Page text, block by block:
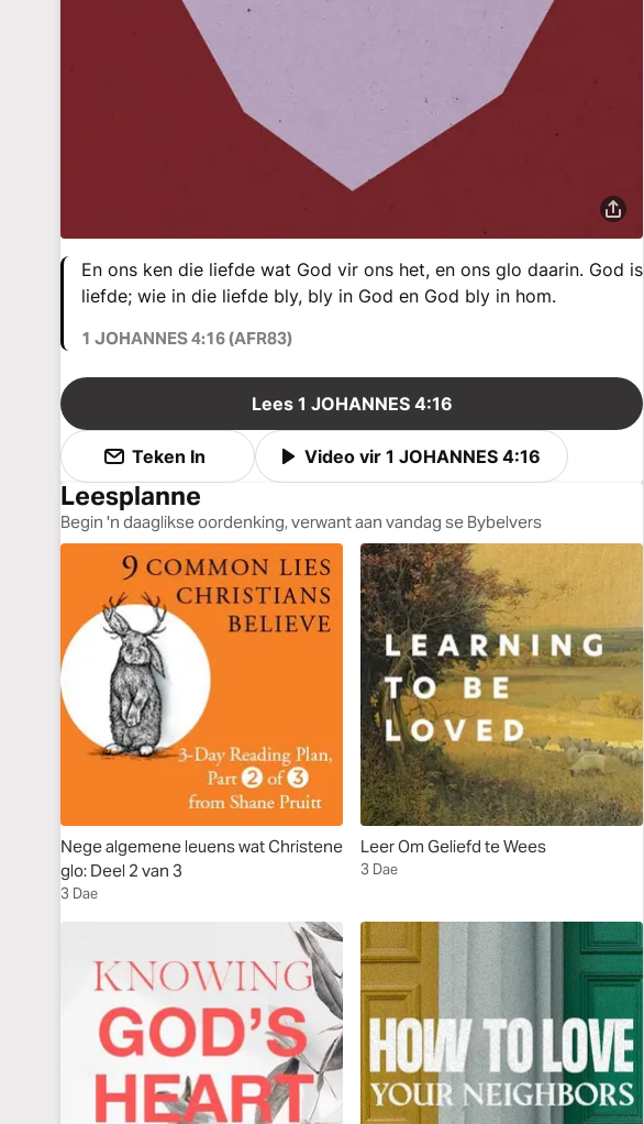
En ons ken die liefde wat God vir ons het, en ons glo daarin. God is
liefde; wie in die liefde bly, bly in God en God bly in hom.
1 JOHANNES 4:16 (AFR83)
Lees 1 JOHANNES 4:16
Teken In Video vir 1 JOHANNES 4:16
Leesplanne
Begin 'n daaglikse oordenking, verwant aan vandag se Bybelvers
Nege algemene leuens wat Christene
glo: Deel 2 van 3
3 Dae
Leer Om Geliefd te Wees
3 Dae